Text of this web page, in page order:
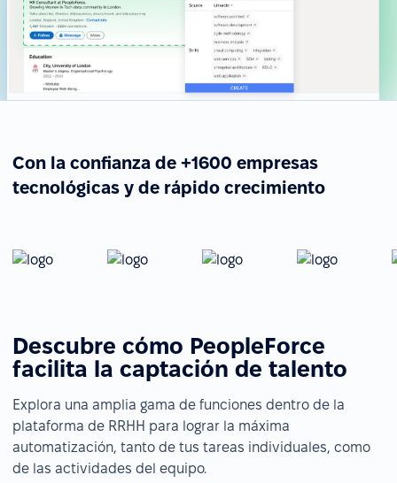
Con la confianza de +1600 empresas
tecnológicas y de rápido crecimiento
Descubre cómo PeopleForce
facilita la captación de talento
Explora una amplia gama de funciones dentro de la
plataforma de RRHH para lograr la máxima
automatización, tanto de tus tareas individuales, como
de las actividades del equipo.